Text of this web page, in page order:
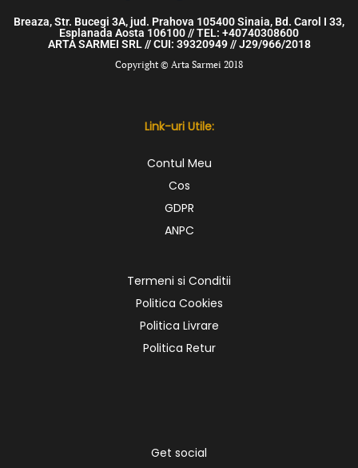
Breaza, Str. Bucegi 3A, jud. Prahova 105400 Sinaia, Bd. Carol I 33,
Esplanada Aosta 106100 // TEL: +40740308600
ARTA SARMEI SRL // CUI: 39320949 // J29/966/2018
Copyright © Arta Sarmei 2018
Link-uri Utile:
Contul Meu
Cos
GDPR
ANPC
Termeni si Conditii
Politica Cookies
Politica Livrare
Politica Retur
Get social